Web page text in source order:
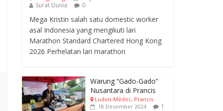
Surat Dunia
0
Mega Kristin salah satu domestic worker
asal Indonesia yang mengikuti lari
Marathon Standard Chartered Hong Kong
2026 Perhelatan lari marathon
Warung “Gado-Gado”
Nusantara di Prancis
Ludon-Médoc, Prancis
18 Desember 2024
1